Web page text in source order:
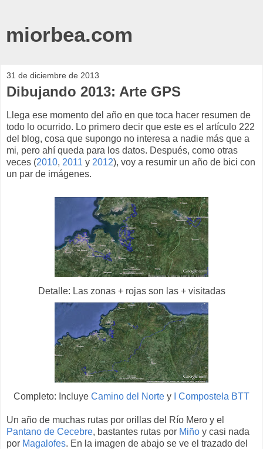
miorbea.com
31 de diciembre de 2013
Dibujando 2013: Arte GPS
Llega ese momento del año en que toca hacer resumen de
todo lo ocurrido. Lo primero decir que este es el artículo 222
del blog, cosa que supongo no interesa a nadie más que a
mi, pero ahí queda para los datos. Después, como otras
veces (2010, 2011 y 2012), voy a resumir un año de bici con
un par de imágenes.
Detalle: Las zonas + rojas son las + visitadas
Completo: Incluye Camino del Norte y I Compostela BTT
Un año de muchas rutas por orillas del Río Mero y el
Pantano de Cecebre, bastantes rutas por Miño y casi nada
por Magalofes. En la imagen de abajo se ve el trazado del